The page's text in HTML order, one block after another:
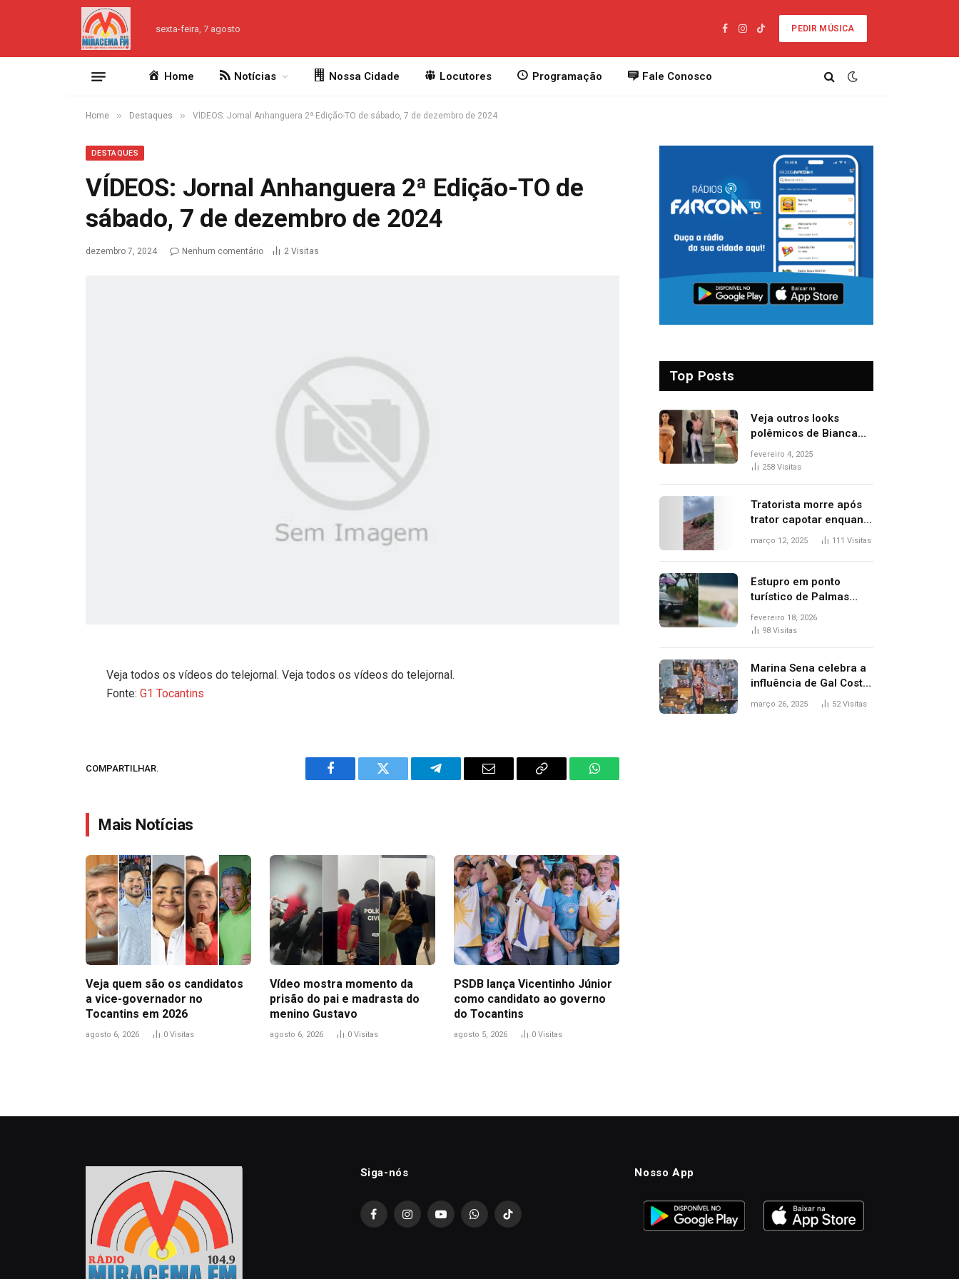
sexta-feira, 7 agosto
Facebook
Instagram
TikTok
PEDIR MÚSICA
Home Notícias Nossa Cidade Locutores Programação Fale Conosco
Home » Destaques » VÍDEOS: Jornal Anhanguera 2ª Edição-TO de sábado, 7 de dezembro de 2024
DESTAQUES
VÍDEOS: Jornal Anhanguera 2ª Edição-TO de
sábado, 7 de dezembro de 2024
dezembro 7, 2024 Nenhum comentário 2 Visitas
Veja todos os vídeos do telejornal. Veja todos os vídeos do telejornal.
Fonte:G1 Tocantins
COMPARTILHAR.
Facebook Twitter Telegram Email
Copy
WhatsApp
Mais Notícias
Veja quem são os candidatos
a vice-governador no
Tocantins em 2026
agosto 6, 2026 0 Visitas
Vídeo mostra momento da
prisão do pai e madrasta do
menino Gustavo
agosto 6, 2026 0 Visitas
PSDB lança Vicentinho Júnior
como candidato ao governo
do Tocantins
agosto 5, 2026 0 Visitas
Top Posts
Veja outros looks
polêmicos de Bianca
Censori, esposa de
Kanye West que
fevereiro 4, 2025
258 Visitas
Tratorista morre após
trator capotar enquanto
removia vegetação em
março 12, 2025 111 Visitas
Estupro em ponto
turístico de Palmas
ocorreu em frente à
viatura e base de
fevereiro 18, 2026
98 Visitas
Marina Sena celebra a
influência de Gal Costa
na arte do álbum
março 26, 2025 52Visitas
Siga-nós
FacebookInstagramYouTubeWhatsAppTikTok
Nosso App